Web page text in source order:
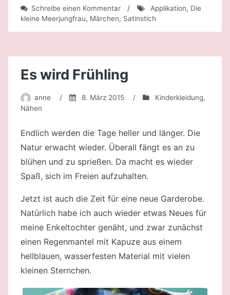
Schreibe einen Kommentarzu
Ein
/ Applikation, Die
kleine Meerjungfrau, Märchen, Satinstich
Es wird Frühling
anne / 8. März 2015 / Kinderkleidung,
Nähen
Endlich werden die Tage heller und länger. Die
Natur erwacht wieder. Überall fängt es an zu
blühen und zu sprießen. Da macht es wieder
Spaß, sich im Freien aufzuhalten.
Jetzt ist auch die Zeit für eine neue Garderobe.
Natürlich habe ich auch wieder etwas Neues für
meine Enkeltochter genäht, und zwar zunächst
einen Regenmantel mit Kapuze aus einem
hellblauen, wasserfesten Material mit vielen
kleinen Sternchen.